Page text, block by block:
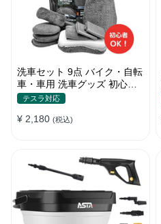
洗車セット 9点 バイク・自転
車・車用 洗車グッズ 初心者
向け 洗車ブラシ スポンジ タ
ワックス用スポンジ 高級洗車
除もOK カー用品一式
テスラ対応
¥ 2,180 (税込)